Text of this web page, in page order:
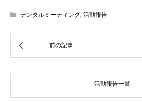
デンタルミーティング, 活動報告
活動報告一覧